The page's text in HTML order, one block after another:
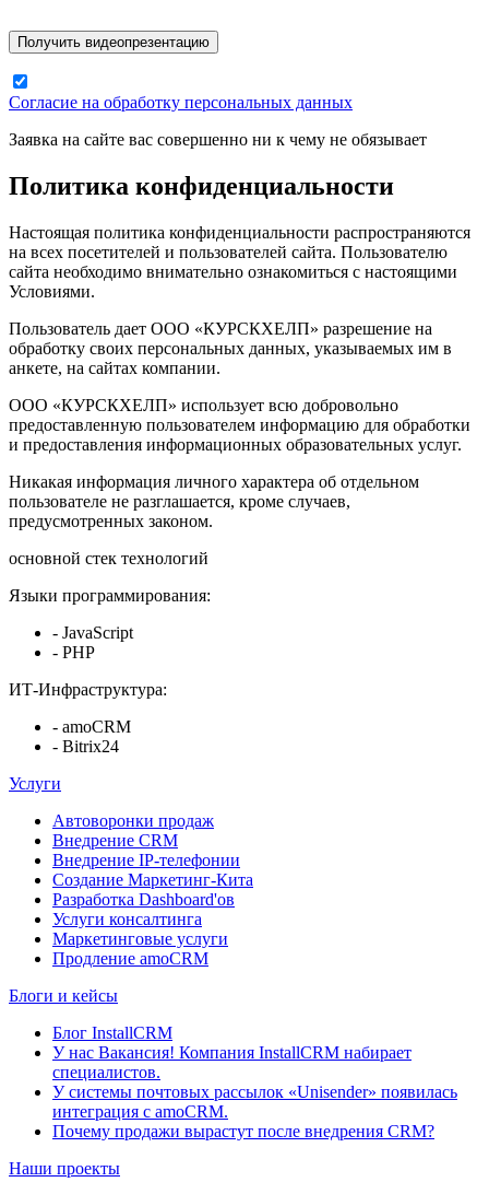
Согласие на обработку персональных данных
Заявка на сайте вас совершенно ни к чему не обязывает
Политика конфиденциальности
Настоящая политика конфиденциальности распространяются
на всех посетителей и пользователей сайта. Пользователю
сайта необходимо внимательно ознакомиться с настоящими
Условиями.
Пользователь дает ООО «КУРСКХЕЛП» разрешение на
обработку своих персональных данных, указываемых им в
анкете, на сайтах компании.
ООО «КУРСКХЕЛП» использует всю добровольно
предоставленную пользователем информацию для обработки
и предоставления информационных образовательных услуг.
Никакая информация личного характера об отдельном
пользователе не разглашается, кроме случаев,
предусмотренных законом.
основной стек технологий
Языки программирования:
- JavaScript
- PHP
ИТ-Инфраструктура:
- amoCRM
- Bitrix24
Услуги
Автоворонки продаж
Внедрение CRM
Внедрение IP-телефонии
Создание Маркетинг-Кита
Разработка Dashboard'ов
Услуги консалтинга
Маркетинговые услуги
Продление amoCRM
Блоги и кейсы
Блог InstallCRM
У нас Вакансия! Компания InstallCRM набирает
специалистов.
У системы почтовых рассылок «Unisender» появилась
интеграция с amoCRM.
Почему продажи вырастут после внедрения CRM?
Наши проекты